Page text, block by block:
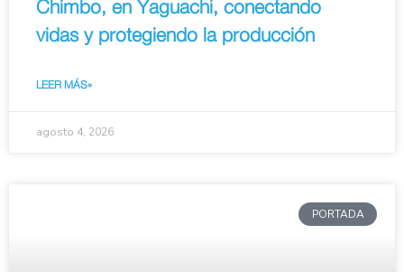
Chimbo, en Yaguachi, conectando
vidas y protegiendo la producción
LEER MÁS»
agosto 4, 2026
PORTADA